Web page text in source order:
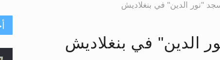
"نور الدين" في بنغلاديش
الدين" في بنغلاديش